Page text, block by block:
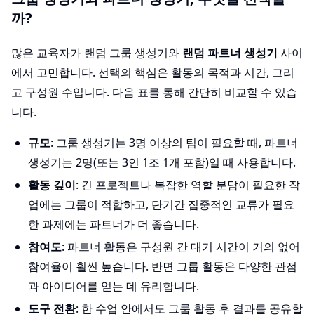
까?
많은 교육자가 랜덤 그룹 생성기와 랜덤 파트너 생성기 사이
에서 고민합니다. 선택의 핵심은 활동의 목적과 시간, 그리
고 구성원 수입니다. 다음 표를 통해 간단히 비교할 수 있습
니다.
규모: 그룹 생성기는 3명 이상의 팀이 필요할 때, 파트너
생성기는 2명(또는 3인 1조 1개 포함)일 때 사용합니다.
활동 깊이: 긴 프로젝트나 복잡한 역할 분담이 필요한 작
업에는 그룹이 적합하고, 단기간 집중적인 교류가 필요
한 과제에는 파트너가 더 좋습니다.
참여도: 파트너 활동은 구성원 간 대기 시간이 거의 없어
참여율이 훨씬 높습니다. 반면 그룹 활동은 다양한 관점
과 아이디어를 얻는 데 유리합니다.
도구 전환: 한 수업 안에서도 그룹 활동 후 결과를 공유할